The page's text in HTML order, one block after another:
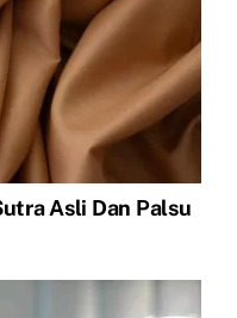
Asli Dan Palsu